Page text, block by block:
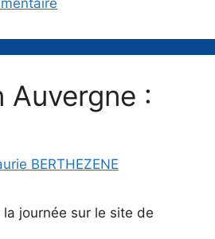
Auvergne :
BERTHEZENE
journée sur le site de